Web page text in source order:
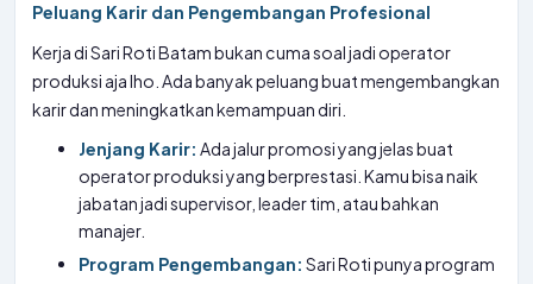
Peluang Karir dan Pengembangan Profesional
Kerja di Sari Roti Batam bukan cuma soal jadi operator
produksi aja lho. Ada banyak peluang buat mengembangkan
karir dan meningkatkan kemampuan diri.
Jenjang Karir: Ada jalur promosi yang jelas buat
operator produksi yang berprestasi. Kamu bisa naik
jabatan jadi supervisor, leader tim, atau bahkan
manajer.
Program Pengembangan: Sari Roti punya program